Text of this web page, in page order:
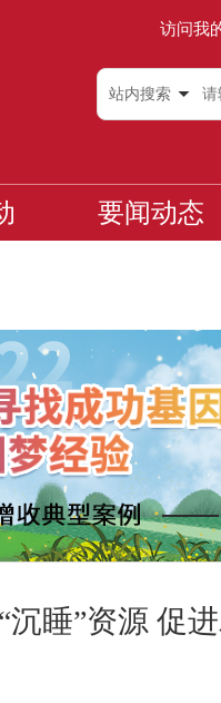
访问我
站内搜索
要闻动态
睡”资源 促